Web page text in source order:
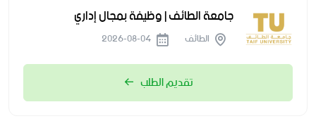
جامعة الطائف | وظيفة بمجال إداري
الطائف
تقديم الطلب